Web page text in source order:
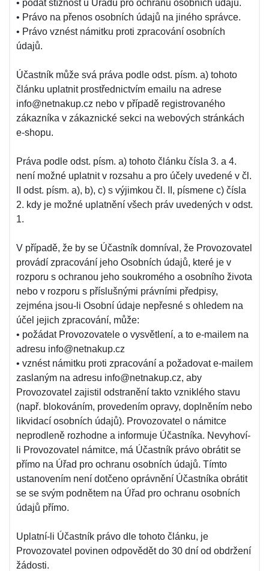
• podat stížnost u Úřadu pro ochranu osobních údajů.
• Právo na přenos osobních údajů na jiného správce.
• Právo vznést námitku proti zpracování osobních
údajů.
Účastník může svá práva podle odst. písm. a) tohoto
článku uplatnit prostřednictvím emailu na adrese
info@netnakup.cz nebo v případě registrovaného
zákazníka v zákaznické sekci na webových stránkách
e-shopu.
Práva podle odst. písm. a) tohoto článku čísla 3. a 4.
není možné uplatnit v rozsahu a pro účely uvedené v čl.
II odst. písm. a), b), c) s výjimkou čl. II, písmene c) čísla
2. kdy je možné uplatnění všech práv uvedených v odst.
1.
V případě, že by se Účastník domníval, že Provozovatel
provádí zpracování jeho Osobních údajů, které je v
rozporu s ochranou jeho soukromého a osobního života
nebo v rozporu s příslušnými právními předpisy,
zejména jsou-li Osobní údaje nepřesné s ohledem na
účel jejich zpracování, může:
• požádat Provozovatele o vysvětlení, a to e-mailem na
adresu info@netnakup.cz
• vznést námitku proti zpracování a požadovat e-mailem
zaslaným na adresu info@netnakup.cz, aby
Provozovatel zajistil odstranění takto vzniklého stavu
(např. blokováním, provedením opravy, doplněním nebo
likvidací osobních údajů). Provozovatel o námitce
neprodleně rozhodne a informuje Účastníka. Nevyhoví-
li Provozovatel námitce, má Účastník právo obrátit se
přímo na Úřad pro ochranu osobních údajů. Tímto
ustanovením není dotčeno oprávnění Účastníka obrátit
se se svým podnětem na Úřad pro ochranu osobních
údajů přímo.
Uplatní-li Účastník právo dle tohoto článku, je
Provozovatel povinen odpovědět do 30 dní od obdržení
žádosti.